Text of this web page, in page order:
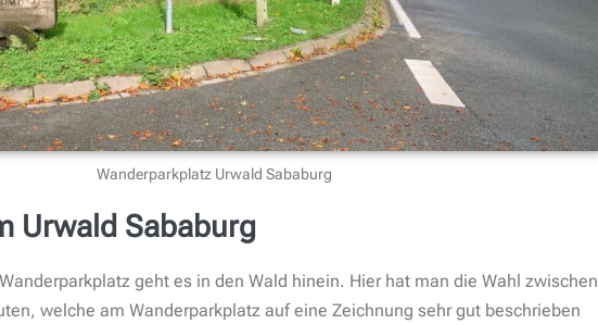
Wanderparkplatz Urwald Sababurg
Urwald Sababurg
geht es in den Wald hinein. Hier hat man die Wahl zwischen
welche am Wanderparkplatz auf eine Zeichnung sehr gut beschrieben